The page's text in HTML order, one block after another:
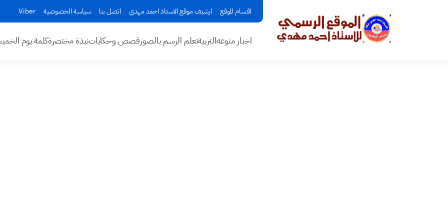
اقسام الموقع ارشيف موقع الاستاذ احمد مهدي اتصل بنا سياسة الخصوصية Viber
اخبار منوعهالتربيةتعلم الرسم بالصورقصص وحكاياتنبذة مختصرةكلمة يوم